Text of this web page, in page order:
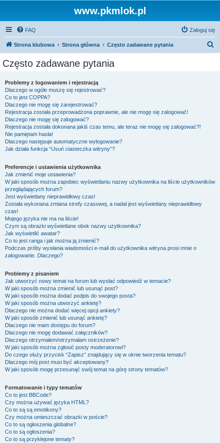
www.pkmlok.pl
FAQ Zaloguj się
Strona klubowa Strona główna Często zadawane pytania
Często zadawane pytania
Problemy z logowaniem i rejestracją
Dlaczego w ogóle muszę się rejestrować?
Co to jest COPPA?
Dlaczego nie mogę się zarejestrować?
Rejestracja została przeprowadzona poprawnie, ale nie mogę się zalogować!
Dlaczego nie mogę się zalogować?
Rejestracja została dokonana jakiś czas temu, ale teraz nie mogę się zalogować?!
Nie pamiętam hasła!
Dlaczego następuje automatyczne wylogowanie?
Jak działa funkcja “Usuń ciasteczka witryny”?
Preferencje i ustawienia użytkownika
Jak zmienić moje ustawienia?
W jaki sposób można zapobiec wyświetlaniu nazwy użytkownika na liście użytkowników
przeglądających forum?
Jest wyświetlany nieprawidłowy czas!
Została wykonana zmiana strefy czasowej, a nadal jest wyświetlany nieprawidłowy
czas!
Mojego języka nie ma na liście!
Czym są obrazki wyświetlane obok nazwy użytkownika?
Jak wyświetlić awatar?
Co to jest ranga i jak można ją zmienić?
Podczas próby wysłania wiadomości e-mail do użytkownika witryna prosi mnie o
zalogowanie. Dlaczego?
Problemy z pisaniem
Jak utworzyć nowy temat na forum lub wysłać odpowiedź w temacie?
W jaki sposób można zmienić lub usunąć post?
W jaki sposób można dodać podpis do swojego posta?
W jaki sposób można utworzyć ankietę?
Dlaczego nie można dodać więcej opcji ankiety?
W jaki sposób zmienić lub usunąć ankietę?
Dlaczego nie mam dostępu do forum?
Dlaczego nie mogę dodawać załączników?
Dlaczego otrzymałem/otrzymałam ostrzeżenie?
W jaki sposób można zgłosić posty moderatorowi?
Do czego służy przycisk “Zapisz” znajdujący się w oknie tworzenia tematu?
Dlaczego mój post musi być akceptowany?
W jaki sposób mogę przesunąć swój temat na górę strony tematów?
Formatowanie i typy tematów
Co to jest BBCode?
Czy można używać języka HTML?
Co to są są emotikony?
Czy można umieszczać obrazki w poście?
Co to są ogłoszenia globalne?
Co to są ogłoszenia?
Co to są przyklejone tematy?